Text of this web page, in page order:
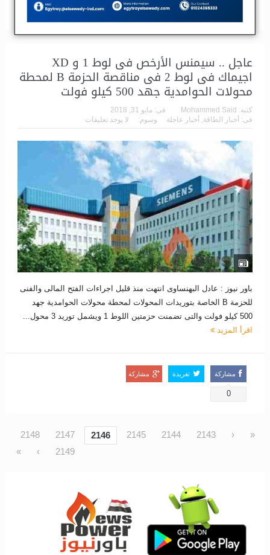
عاجل .. سيمنس الأرخص فى لوط 1 و XD
اجيماك فى لوط 2 فى مناقصة الحزمة B لمحطة
محولات الحوامدية جهد 500 كيلو فولت
كتبه: Mohammed Said فى: مايو 31, 2018
فى: أخبار الطاقة أخبار عاجلة وسوم: لا يوجد تعليقات
باور نيوز : عادل البهنساوى انتهت منذ قليل اجراءات الفتح المالى والفنى
للحزمة B الخاصة بتوريدات المحولات لمحطة محولات الحوامدية جهد
500 كيلو فولت والتى تضمنت حزمتين اللوط 1 ويشمل توريد 3 محول...
اقرأ المزيد
مشاركة
0
تغريدة مشاركة
«
‹
2143
2144
2145
2146
2147
2148
2149
›
»